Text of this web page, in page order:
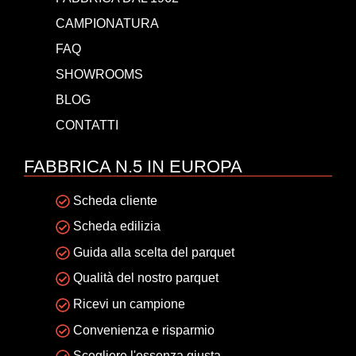
CAMPIONATURA
FAQ
SHOWROOMS
BLOG
CONTATTI
FABBRICA N.5 IN EUROPA
Scheda cliente
Scheda edilizia
Guida alla scelta del parquet
Qualità del nostro parquet
Ricevi un campione
Convenienza e risparmio